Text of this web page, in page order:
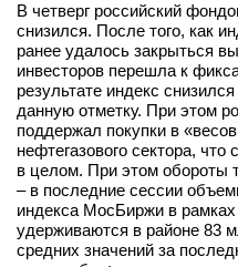
В четверг российский
снизился. После того, как
ранее удалось закрыться
инвесторов перешла к
результате индекс
данную отметку. При этом
поддержал покупки в
нефтегазового сектора,
в целом. При этом обороты
– в последние сессии
индекса МосБиржи в рамках
удерживаются в районе 83
средних значений за